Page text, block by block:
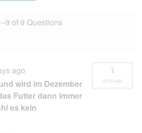
of 9 Questions
ago
wird im Dezember
Futter dann immer
es kein
1
answer